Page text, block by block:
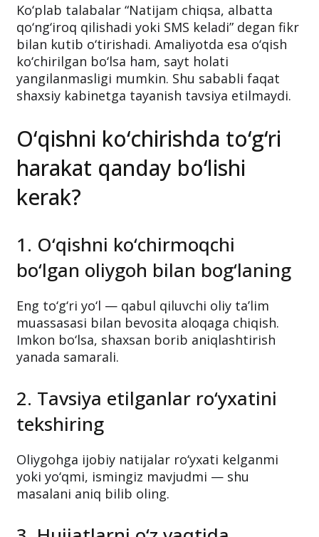
Ko‘plab talabalar “Natijam chiqsa, albatta
qo‘ng‘iroq qilishadi yoki SMS keladi” degan fikr
bilan kutib o‘tirishadi. Amaliyotda esa o‘qish
ko‘chirilgan bo‘lsa ham, sayt holati
yangilanmasligi mumkin. Shu sababli faqat
shaxsiy kabinetga tayanish tavsiya etilmaydi.
O‘qishni ko‘chirishda to‘g‘ri
harakat qanday bo‘lishi
kerak?
1. O‘qishni ko‘chirmoqchi
bo‘lgan oliygoh bilan bog‘laning
Eng to‘g‘ri yo‘l — qabul qiluvchi oliy ta’lim
muassasasi bilan bevosita aloqaga chiqish.
Imkon bo‘lsa, shaxsan borib aniqlashtirish
yanada samarali.
2. Tavsiya etilganlar ro‘yxatini
tekshiring
Oliygohga ijobiy natijalar ro‘yxati kelganmi
yoki yo‘qmi, ismingiz mavjudmi — shu
masalani aniq bilib oling.